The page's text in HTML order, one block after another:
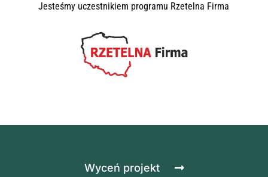
Jesteśmy uczestnikiem programu Rzetelna Firma
Wyceń projekt